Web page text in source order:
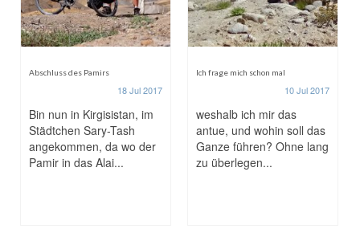
Abschluss des Pamirs
18 Jul 2017
Bin nun in Kirgisistan, im
Städtchen Sary-Tash
angekommen, da wo der
Pamir in das Alai...
Ich frage mich schon mal
10 Jul 2017
weshalb ich mir das
antue, und wohin soll das
Ganze führen? Ohne lang
zu überlegen...